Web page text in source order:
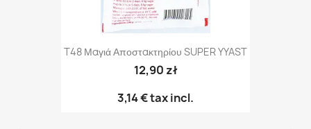
T48 Μαγιά Αποστακτηρίου SUPER YYAST
12,90 zł
3,14 €tax incl.